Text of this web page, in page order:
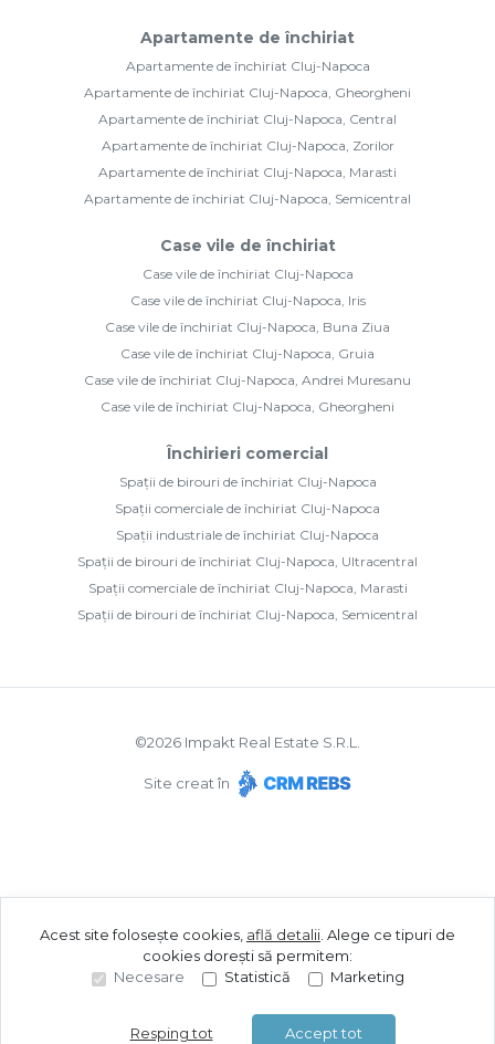
Apartamente de închiriat
Apartamente de închiriat Cluj-Napoca
Apartamente de închiriat Cluj-Napoca, Gheorgheni
Apartamente de închiriat Cluj-Napoca, Central
Apartamente de închiriat Cluj-Napoca, Zorilor
Apartamente de închiriat Cluj-Napoca, Marasti
Apartamente de închiriat Cluj-Napoca, Semicentral
Case vile de închiriat
Case vile de închiriat Cluj-Napoca
Case vile de închiriat Cluj-Napoca, Iris
Case vile de închiriat Cluj-Napoca, Buna Ziua
Case vile de închiriat Cluj-Napoca, Gruia
Case vile de închiriat Cluj-Napoca, Andrei Muresanu
Case vile de închiriat Cluj-Napoca, Gheorgheni
Închirieri comercial
Spații de birouri de închiriat Cluj-Napoca
Spații comerciale de închiriat Cluj-Napoca
Spații industriale de închiriat Cluj-Napoca
Spații de birouri de închiriat Cluj-Napoca, Ultracentral
Spații comerciale de închiriat Cluj-Napoca, Marasti
Spații de birouri de închiriat Cluj-Napoca, Semicentral
©2026 Impakt Real Estate S.R.L.
Site creat în
Acest site folosește cookies, află detalii Alege ce tipuri de
cookies dorești să permitem:
Necesare
Statistică Marketing
Resping tot Accept tot